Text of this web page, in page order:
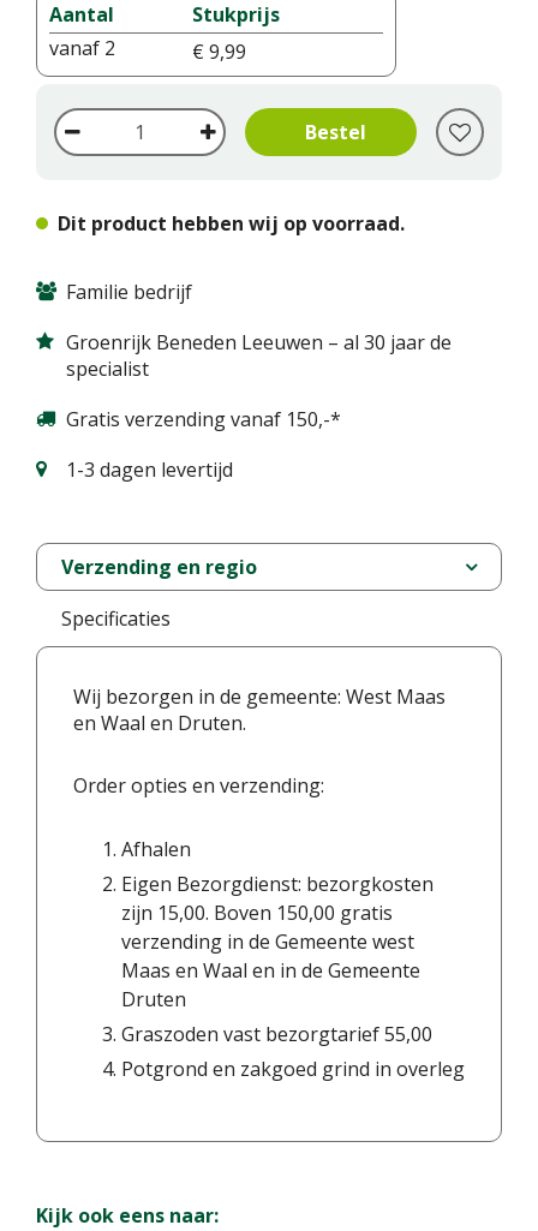
Aantal
Stukprijs
vanaf 2
€ 9,99
Dit product hebben wij op voorraad.
Familie bedrijf
Groenrijk Beneden Leeuwen – al 30 jaar de
specialist
Gratis verzending vanaf 150,-*
1-3 dagen levertijd
Verzending en regio
Specificaties
Wij bezorgen in de gemeente: West Maas
en Waal en Druten.
Order opties en verzending:
Afhalen
Eigen Bezorgdienst: bezorgkosten
zijn 15,00. Boven 150,00 gratis
verzending in de Gemeente west
Maas en Waal en in de Gemeente
Druten
Graszoden vast bezorgtarief 55,00
Potgrond en zakgoed grind in overleg
Kijk ook eens naar: